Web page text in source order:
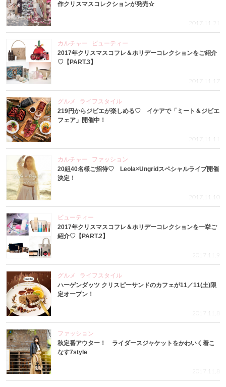
作クリスマスコレクションが発売☆
2017.11.21
カルチャー
ビューティー
2017年クリスマスコフレ＆ホリデーコレクションをご紹介
♡【PART.3】
2017.11.17
グルメ
ライフスタイル
219円からジビエが楽しめる♡ イケアで「ミート＆ジビエ
フェア」開催中！
2017.11.11
カルチャー
ファッション
20組40名様ご招待♡ Leola×Ungridスペシャルライブ開催
決定！
2017.11.10
ビューティー
2017年クリスマスコフレ＆ホリデーコレクションを一挙ご
紹介♡【PART.2】
2017.11.9
グルメ
ライフスタイル
ハーゲンダッツ クリスピーサンドのカフェが11／11(土)限
定オープン！
2017.11.8
ファッション
秋定番アウター！ ライダースジャケットをかわいく着こ
なす7style
2017.11.8